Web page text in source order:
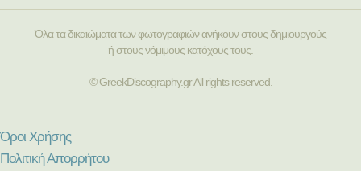
Όλα τα δικαιώματα των φωτογραφιών ανήκουν στους δημιουργούς
ή στους νόμιμους κατόχους τους.
© GreekDiscography.gr All rights reserved.
Όροι Χρήσης
Πολιτική Απορρήτου